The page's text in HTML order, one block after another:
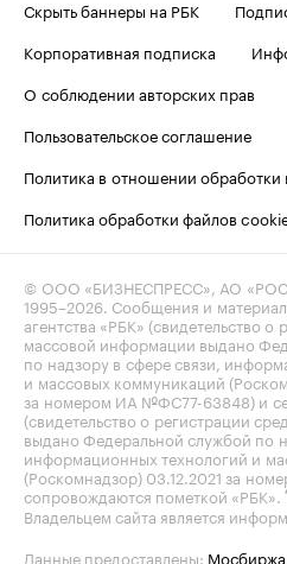
Скрыть баннеры на РБК
Корпоративная подписка
О соблюдении авторских прав
Пользовательское соглашение
Политика в отношении
Политика обработки файлов
© ООО «БИЗНЕСПРЕСС», АО
1995–2026. Сообщения и
агентства «РБК» (свидетельство о
массовой информации выдано
по надзору в сфере связи,
и массовых коммуникаций
за номером ИА №ФС77-63848) и
(свидетельство о регистрации
выдано Федеральной службой по
информационных технологий и
(Роскомнадзор) 03.12.2021 за
сопровождаются пометкой «РБК».
Владельцем сайта является
Данные предоставлены: Мосбиржа